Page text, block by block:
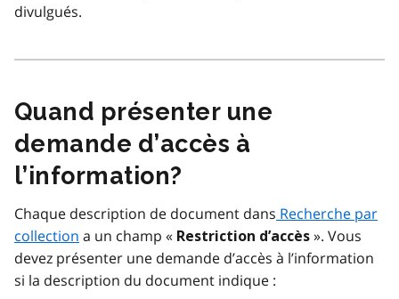
divulgués.
Quand présenter une
demande d’accès à
l’information?
Chaque description de document dans Recherche par
collection a un champ « Restriction d’accès ». Vous
devez présenter une demande d’accès à l’information
si la description du document indique :